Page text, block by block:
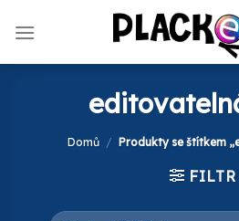
Domů / Produkty se štítkem
FILTR